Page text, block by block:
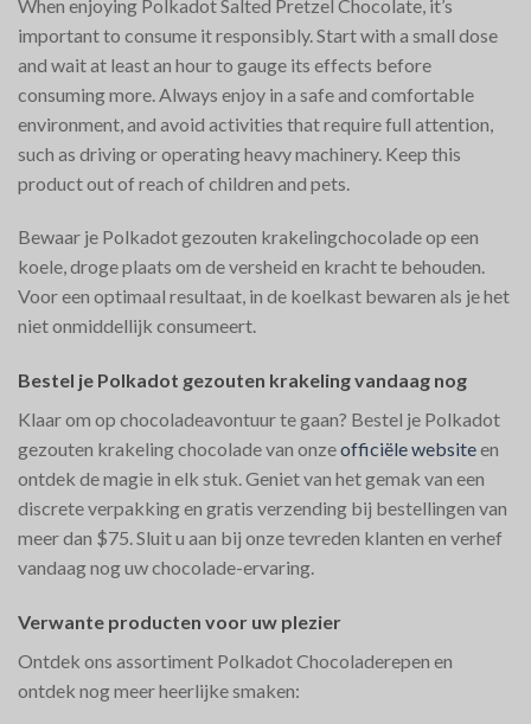
When enjoying Polkadot Salted Pretzel Chocolate, it’s
important to consume it responsibly. Start with a small dose
and wait at least an hour to gauge its effects before
consuming more. Always enjoy in a safe and comfortable
environment, and avoid activities that require full attention,
such as driving or operating heavy machinery. Keep this
product out of reach of children and pets.
Bewaar je Polkadot gezouten krakelingchocolade op een
koele, droge plaats om de versheid en kracht te behouden.
Voor een optimaal resultaat, in de koelkast bewaren als je het
niet onmiddellijk consumeert.
Bestel je Polkadot gezouten krakeling vandaag nog
Klaar om op chocoladeavontuur te gaan? Bestel je Polkadot
gezouten krakeling chocolade van onzeofficiële websiteen
ontdek de magie in elk stuk. Geniet van het gemak van een
discrete verpakking en gratis verzending bij bestellingen van
meer dan $75. Sluit u aan bij onze tevreden klanten en verhef
vandaag nog uw chocolade-ervaring.
Verwante producten voor uw plezier
Ontdek ons assortiment Polkadot Chocoladerepen en
ontdek nog meer heerlijke smaken: